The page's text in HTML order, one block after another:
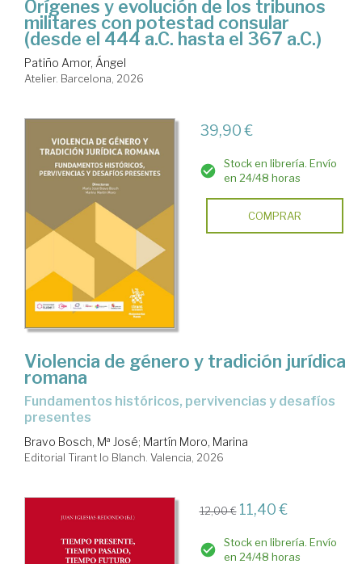
Orígenes y evolución de los tribunos
militares con potestad consular
(desde el 444 a.C. hasta el 367 a.C.)
Patiño Amor, Ángel
Atelier. Barcelona, 2026
39,90 €
Stock en librería. Envío
en 24/48 horas
COMPRAR
Violencia de género y tradición jurídica
romana
fundamentos históricos, pervivencias y desafíos
presentes
Bravo Bosch, Mª José; Martín Moro, Marina
Editorial Tirant lo Blanch. Valencia, 2026
12,00 € 11,40 €
Stock en librería. Envío
en 24/48 horas